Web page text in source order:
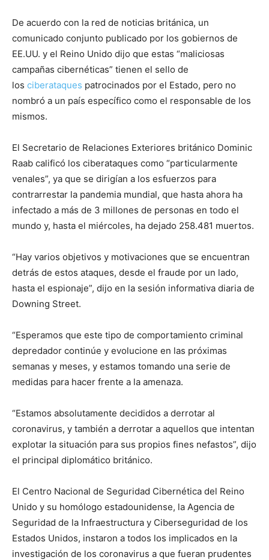
De acuerdo con la red de noticias británica, un
comunicado conjunto publicado por los gobiernos de
EE.UU. y el Reino Unido dijo que estas “maliciosas
campañas cibernéticas” tienen el sello de
los ciberataques patrocinados por el Estado, pero no
nombró a un país específico como el responsable de los
mismos.
El Secretario de Relaciones Exteriores británico Dominic
Raab calificó los ciberataques como “particularmente
venales”, ya que se dirigían a los esfuerzos para
contrarrestar la pandemia mundial, que hasta ahora ha
infectado a más de 3 millones de personas en todo el
mundo y, hasta el miércoles, ha dejado 258.481 muertos.
“Hay varios objetivos y motivaciones que se encuentran
detrás de estos ataques, desde el fraude por un lado,
hasta el espionaje”, dijo en la sesión informativa diaria de
Downing Street.
“Esperamos que este tipo de comportamiento criminal
depredador continúe y evolucione en las próximas
semanas y meses, y estamos tomando una serie de
medidas para hacer frente a la amenaza.
“Estamos absolutamente decididos a derrotar al
coronavirus, y también a derrotar a aquellos que intentan
explotar la situación para sus propios fines nefastos”, dijo
el principal diplomático británico.
El Centro Nacional de Seguridad Cibernética del Reino
Unido y su homólogo estadounidense, la Agencia de
Seguridad de la Infraestructura y Ciberseguridad de los
Estados Unidos, instaron a todos los implicados en la
investigación de los coronavirus a que fueran prudentes